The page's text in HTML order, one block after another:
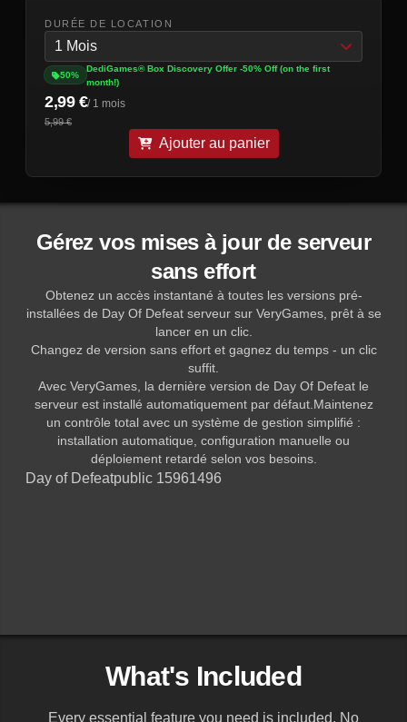
DURÉE DE LOCATION
1 Mois
50%
DediGames® Box Discovery Offer -50% Off (on the first
month!)
2,99 €/ 1 mois
5,99 €
Ajouter au panier
Gérez vos mises à jour de serveur
sans effort
Obtenez un accès instantané à toutes les versions pré-
installées de Day Of Defeat serveur sur VeryGames, prêt à se
lancer en un clic.
Changez de version sans effort et gagnez du temps - un clic
suffit.
Avec VeryGames, la dernière version de Day Of Defeat le
serveur est installé automatiquement par défaut.Maintenez
un contrôle total avec un système de gestion simplifié :
installation automatique, configuration manuelle ou
déploiement retardé selon vos besoins.
Day of Defeatpublic 15961496
What's Included
Every essential feature you need is included. No